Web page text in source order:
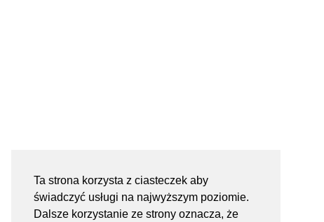
Ta strona korzysta z ciasteczek aby
świadczyć usługi na najwyższym poziomie.
Dalsze korzystanie ze strony oznacza, że